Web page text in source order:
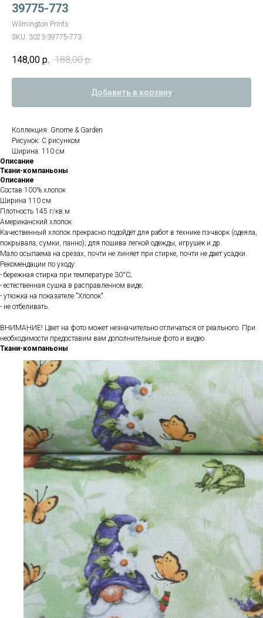
39775-773
Wilmington Prints
SKU: 3023-39775-773
148,00 р. 188,00 р.
Добавить в корзину
Коллекция: Gnome & Garden
Рисунок: С рисунком
Ширина: 110 см
Описание
Ткани-компаньоны
Описание
Состав 100% хлопок
Ширина 110 см
Плотность 145 г/кв.м
Американский хлопок
Качественный хлопок прекрасно подойдёт для работ в технике пэчворк (одеяла,
покрывала, сумки, панно); для пошива легкой одежды, игрушек и др.
Мало осыпаема на срезах, почти не линяет при стирке, почти не дает усадки.
Рекомендации по уходу:
- бережная стирка при температуре 30°С;
- естественная сушка в расправленном виде;
- утюжка на показателе "Хлопок".
- не отбеливать.
ВНИМАНИЕ! Цвет на фото может незначительно отличаться от реального. При
необходимости предоставим вам дополнительные фото и видео
Ткани-компаньоны